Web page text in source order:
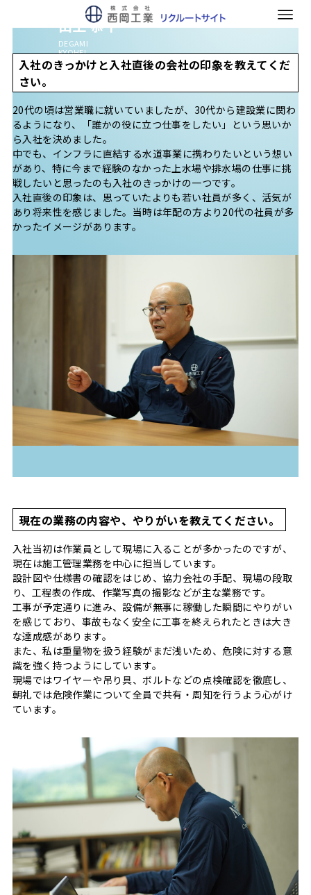
施工管理職
出上 恭平
DEGAMI
KYOHEI
年齢に関係なく支え合える
入社のきっかけと入社直後の会社の印象を教えてくだ
さい。
20代の頃は営業職に就いていましたが、30代から建設業に関わ
るようになり、「誰かの役に立つ仕事をしたい」という思いか
ら入社を決めました。
中でも、インフラに直結する水道事業に携わりたいという想い
があり、特に今まで経験のなかった上水場や排水場の仕事に挑
戦したいと思ったのも入社のきっかけの一つです。
入社直後の印象は、思っていたよりも若い社員が多く、活気が
あり将来性を感じました。当時は年配の方より20代の社員が多
かったイメージがあります。
現在の業務の内容や、やりがいを教えてください。
入社当初は作業員として現場に入ることが多かったのですが、
現在は施工管理業務を中心に担当しています。
設計図や仕様書の確認をはじめ、協力会社の手配、現場の段取
り、工程表の作成、作業写真の撮影などが主な業務です。
工事が予定通りに進み、設備が無事に稼働した瞬間にやりがい
を感じており、事故もなく安全に工事を終えられたときは大き
な達成感があります。
また、私は重量物を扱う経験がまだ浅いため、危険に対する意
識を強く持つようにしています。
現場ではワイヤーや吊り具、ボルトなどの点検確認を徹底し、
朝礼では危険作業について全員で共有・周知を行うよう心がけ
ています。